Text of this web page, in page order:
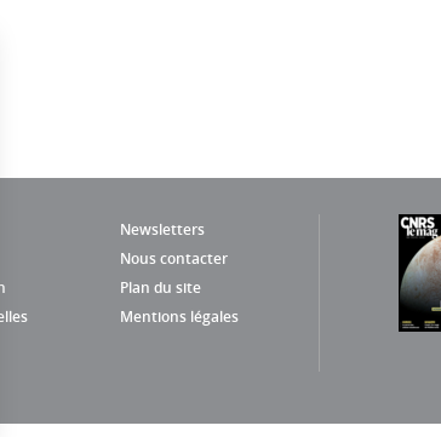
Newsletters
Nous contacter
Plan du site
Mentions légales